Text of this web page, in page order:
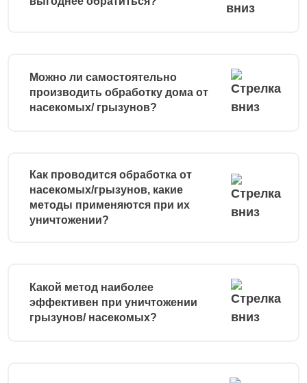
Можно ли самостоятельно
производить обработку дома от
насекомых/ грызунов?
Как проводится обработка от
насекомых/грызунов, какие
методы применяются при их
уничтожении?
Какой метод наиболее
эффективен при уничтожении
грызунов/ насекомых?